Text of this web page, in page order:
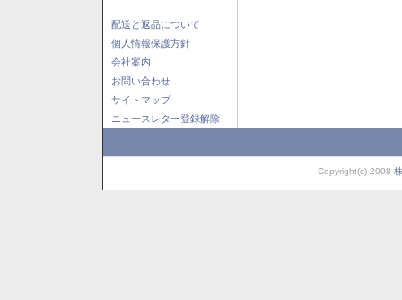
配送と返品について
個人情報保護方針
会社案内
お問い合わせ
サイトマップ
ニュースレター登録解除
Copyright(c) 2008